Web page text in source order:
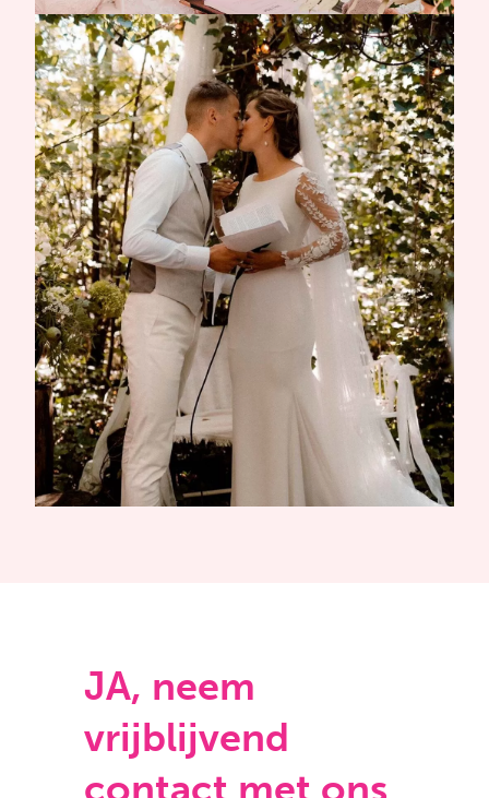
JA, neem
vrijblijvend